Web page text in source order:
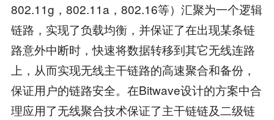
802.11g，802.11a，802.16等）汇聚为一个逻辑
链路，实现了负载均衡，并保证了在出现某条链
路意外中断时，快速将数据转移到其它无线连路
上，从而实现无线主干链路的高速聚合和备份，
保证用户的链路安全。在Bitwave设计的方案中合
理应用了无线聚合技术保证了主干链链及二级链